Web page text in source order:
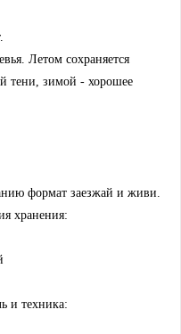
Летом сохраняется
тени, зимой - хорошее
формат заезжай и живи.
хранения:
и техника: